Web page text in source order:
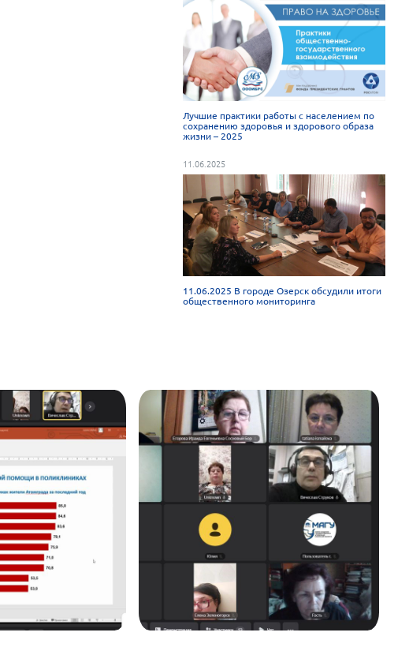
Лучшие практики работы с населением по
сохранению здоровья и здорового образа
жизни – 2025
11.06.2025
11.06.2025 В городе Озерск обсудили итоги
общественного мониторинга